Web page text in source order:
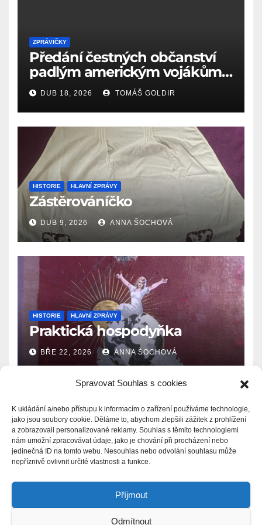
Spravovat Souhlas s cookies
K ukládání a/nebo přístupu k informacím o zařízení používáme technologie,
jako jsou soubory cookie. Děláme to, abychom zlepšili zážitek z prohlížení
a zobrazovali personalizované reklamy. Souhlas s těmito technologiemi
nám umožní zpracovávat údaje, jako je chování při procházení nebo
jedinečná ID na tomto webu. Nesouhlas nebo odvolání souhlasu může
nepříznivě ovlivnit určité vlastnosti a funkce.
Příjmout
Odmítnout
ZPRÁVIČKY
Předání čestných občanství
padlým americkým vojákům
k 81. výročí osvobození Aše
(18.4.1945)
DUB 18, 2026 TOMÁŠ GOLDIR
HISTORIE HLAVNÍ ZPRÁVY
Zástěrováníčko
DUB 9, 2026 ANNA ŠOCHOVÁ
HISTORIE HLAVNÍ ZPRÁVY
Praktická hospodyňka
BŘE 22, 2026 ANNA ŠOCHOVÁ
Zprávy.Ašsko.eu